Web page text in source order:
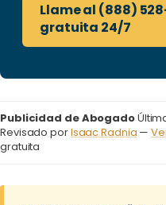
Llame al (888)
gratuita 24/7
Publicidad de Abogado
Revisado porIsaac Radnia —
gratuita